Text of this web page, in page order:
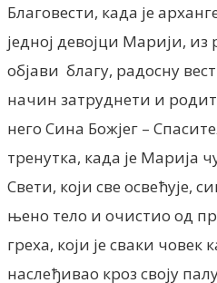
Благовести, када је
једној девојци Марији, из
објави благу, радосну
начин затруднети и
него Сина Божјег –
тренутка, када је Марија
Свети, који све освећује,
њено тело и очистио од
греха, који је сваки
наслеђивао кроз своју